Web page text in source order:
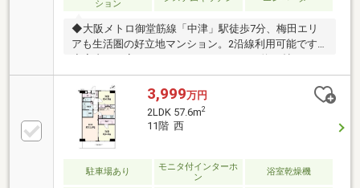
ション
◆大阪メトロ御堂筋線「中津」駅徒歩7分、梅田エリ
アも生活圏の好立地マンション。2沿線利用可能です
◆室内は丁寧にリフォームされており、約14帖のLDK
を中心に明るく快適な住空間へと生まれ変わっていま
す。◆51平米・2LDKの間取りは、お二人暮らしやコ
ンパクトなファミリーにもおすすめです。◆食洗機付
きシステムキッチンを採用し、毎日の家事負担を軽
減。◆西向きバルコニーからは午後からも明るい陽当
たりを確保。都会にありながら圧迫感を感じにくい住
環境も魅力です。◆周辺にはスーパー・飲食店・商業
施設も充実しており、梅田エリアへのアクセスが良い
3,999万円
2LDK 57.6m2
11階 西
駐車場あり
モニタ付インターホ
ン
浴室乾燥機